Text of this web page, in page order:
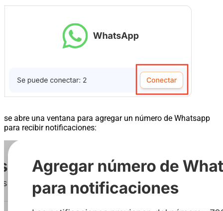
se abre una ventana para agregar un número de Whatsapp
para recibir notificaciones: